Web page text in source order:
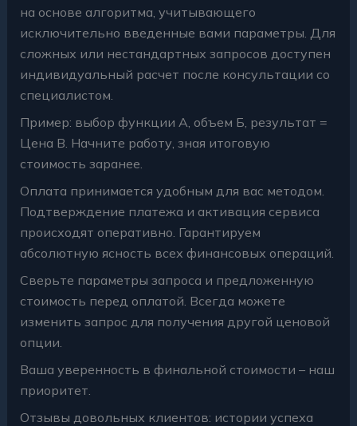
на основе алгоритма, учитывающего
исключительно введенные вами параметры. Для
сложных или нестандартных запросов доступен
индивидуальный расчет после консультации со
специалистом.
Пример: выбор функции А, объем Б, результат =
Цена В. Начните работу, зная итоговую
стоимость заранее.
Оплата принимается удобным для вас методом.
Подтверждение платежа и активация сервиса
происходят оперативно. Гарантируем
абсолютную ясность всех финансовых операций.
Сверьте параметры запроса и предложенную
стоимость перед оплатой. Всегда можете
изменить запрос для получения другой ценовой
опции.
Ваша уверенность в финальной стоимости – наш
приоритет.
Отзывы довольных клиентов: истории успеха